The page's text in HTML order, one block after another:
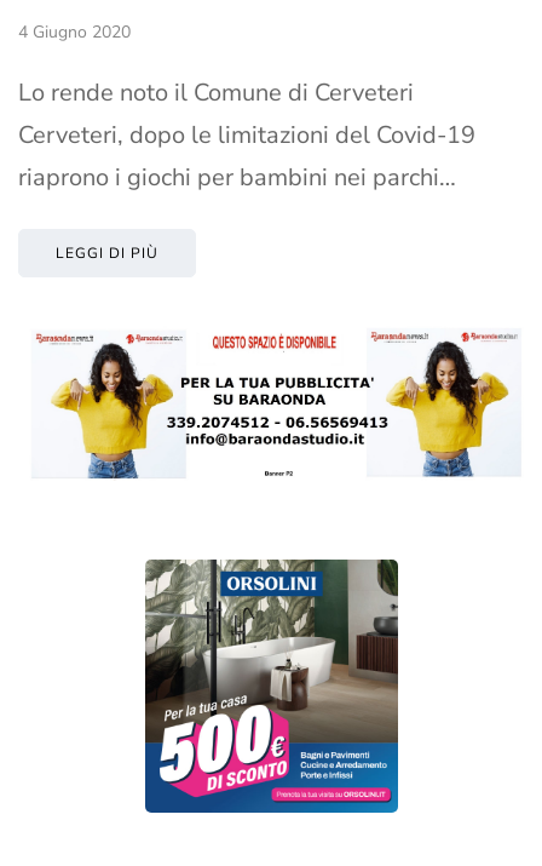
4 Giugno 2020
Lo rende noto il Comune di Cerveteri
Cerveteri, dopo le limitazioni del Covid-19
riaprono i giochi per bambini nei parchi…
LEGGI DI PIÙ